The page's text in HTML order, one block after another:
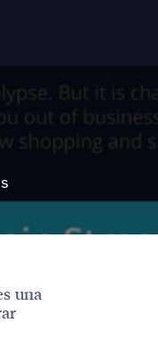
una